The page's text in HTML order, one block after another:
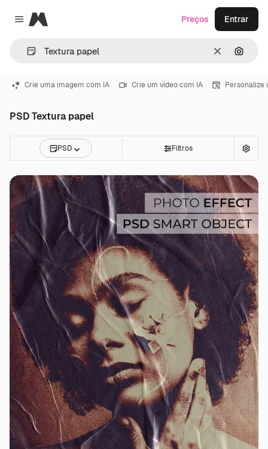
Close menu
Magnific
Limpar
Preços Entrar
Crie uma imagem com IA Crie um vídeo com IA Personalize
PSD Textura papel
PSD Filtros